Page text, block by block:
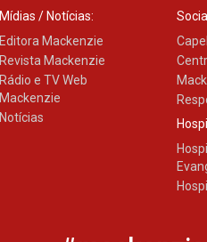
Banco de
HUEM
referência
transplante
Pós-Asco:
debate
estudos e
contra o
23.06.2026
Mídias / Notícias:
Editora Mackenzie
Revista Mackenzie
Rádio e TV Web
Mackenzie
Notícias